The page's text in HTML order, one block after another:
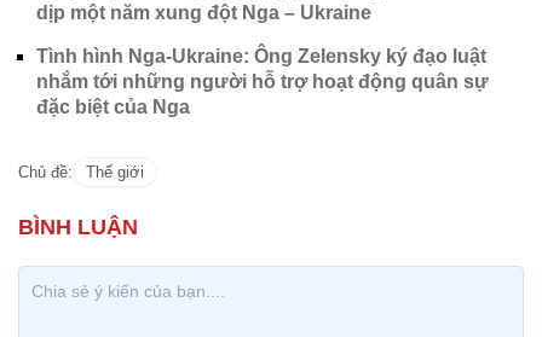
dịp một năm xung đột Nga – Ukraine
Tình hình Nga-Ukraine: Ông Zelensky ký đạo luật
nhắm tới những người hỗ trợ hoạt động quân sự
đặc biệt của Nga
Chủ đề: Thế giới